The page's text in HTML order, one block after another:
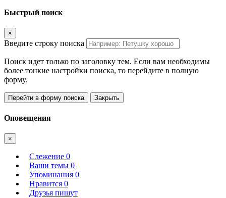
Быстрый поиск
×
Введите строку поиска
Поиск идет только по заголовку тем. Если вам необходимы
более тонкие настройки поиска, то перейдите в полную
форму.
Перейти в форму поиска Закрыть
Оповещения
×
Слежение 0
Ваши темы 0
Упоминания 0
Нравится 0
Друзья пишут